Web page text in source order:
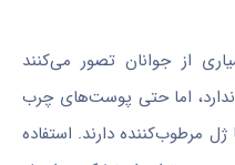
از جوانان تصور می‌کنند
اما حتی پوست‌های چرب
مرطوب‌کننده دارند. استفاده